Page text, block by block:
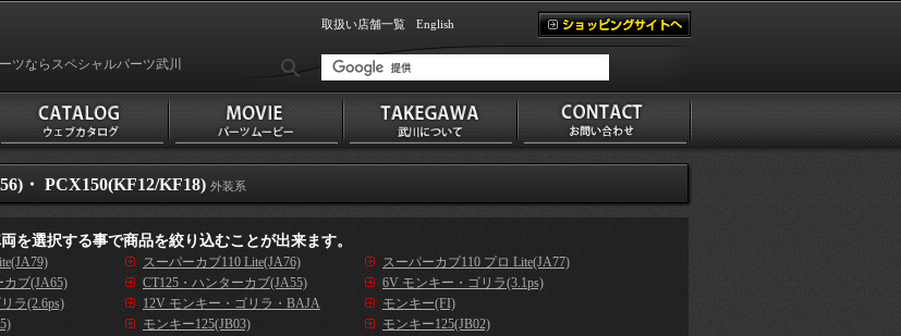
ツならスペシャルパーツ武川
取扱い店舗一覧 English
・ PCX150(KF12/KF18) 外装系
を選択する事で商品を絞り込むことが出来ます。
スーパーカブ110 Lite(JA76)
スーパーカブ110 プロ Lite(JA77)
カブ(JA65)
CT125・ハンターカブ(JA55)
6V モンキー・ゴリラ(3.1ps)
ラ(2.6ps)
12V モンキー・ゴリラ・BAJA
モンキー(FI)
モンキー125(JB03)
モンキー125(JB02)